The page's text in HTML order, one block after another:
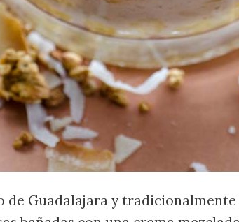
Guadalajara y tradicionalmente